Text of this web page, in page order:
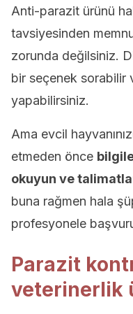
Anti-parazit ürünü
tavsiyesinden
zorunda değilsiniz.
bir seçenek sorabilir
yapabilirsiniz.
Ama evcil
etmeden önce
okuyun ve
buna rağmen hala
profesyonele
Parazit
veterinerlik